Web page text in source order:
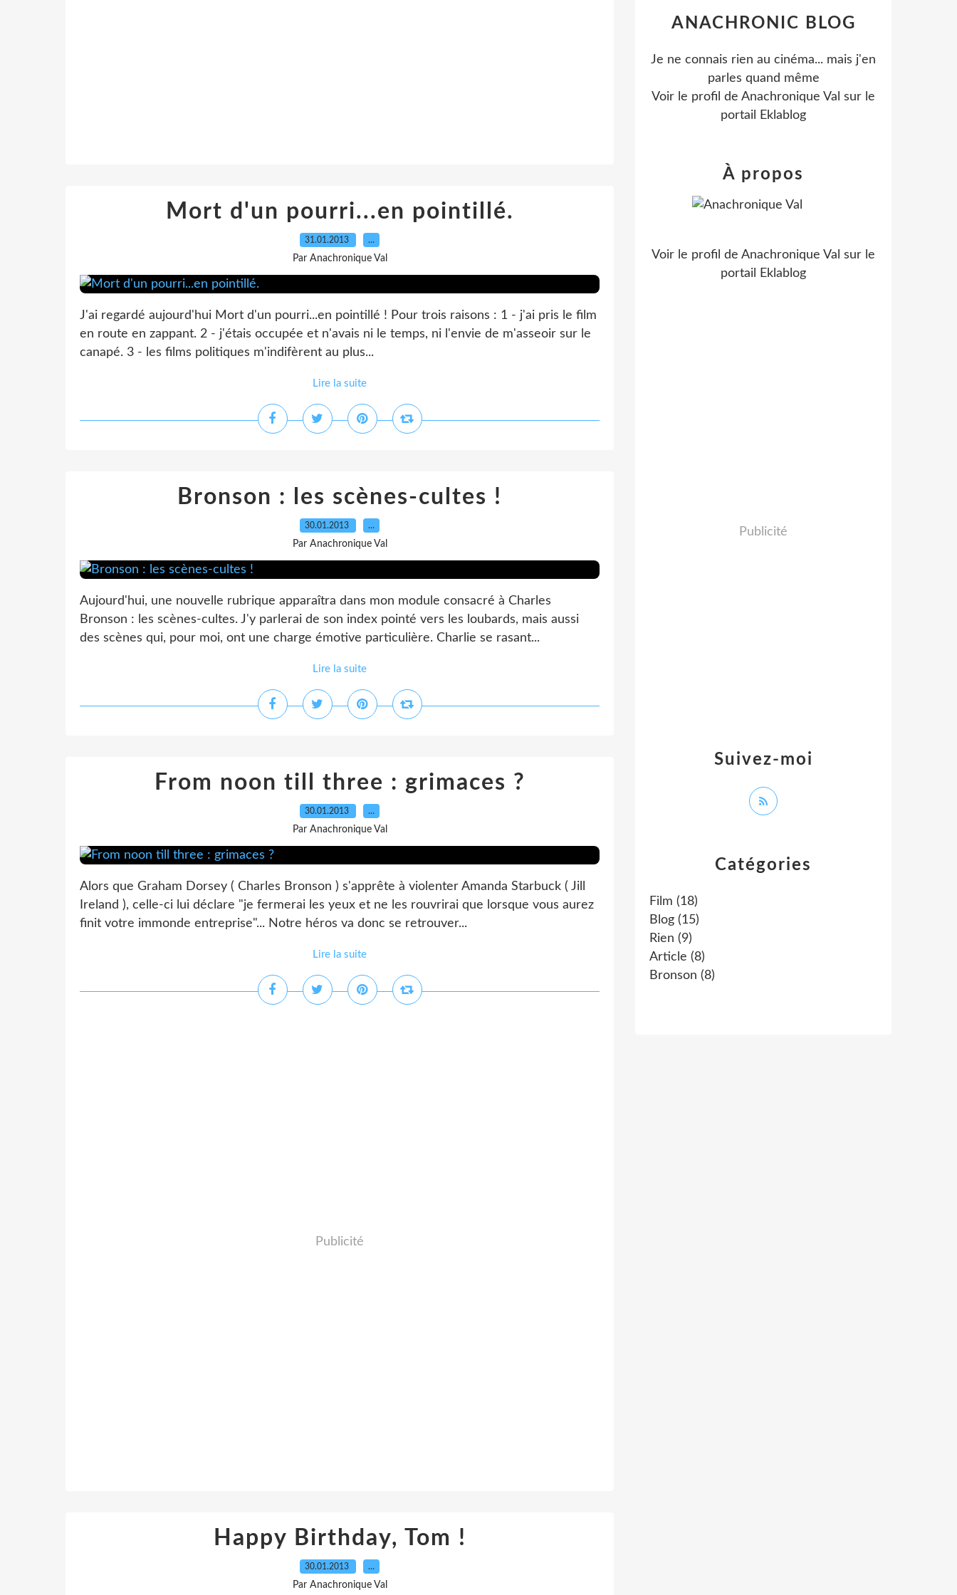
Mort d'un pourri...en pointillé.
31.01.2013 …
Par Anachronique Val
J'ai regardé aujourd'hui Mort d'un pourri...en pointillé ! Pour trois raisons : 1 - j'ai pris le film
en route en zappant. 2 - j'étais occupée et n'avais ni le temps, ni l'envie de m'asseoir sur le
canapé. 3 - les films politiques m'indifèrent au plus...
Lire la suite
Bronson : les scènes-cultes !
30.01.2013 …
Par Anachronique Val
Aujourd'hui, une nouvelle rubrique apparaîtra dans mon module consacré à Charles
Bronson : les scènes-cultes. J'y parlerai de son index pointé vers les loubards, mais aussi
des scènes qui, pour moi, ont une charge émotive particulière. Charlie se rasant...
Lire la suite
From noon till three : grimaces ?
30.01.2013 …
Par Anachronique Val
Alors que Graham Dorsey ( Charles Bronson ) s'apprête à violenter Amanda Starbuck ( Jill
Ireland ), celle-ci lui déclare "je fermerai les yeux et ne les rouvrirai que lorsque vous aurez
finit votre immonde entreprise"... Notre héros va donc se retrouver...
Lire la suite
Publicité
Happy Birthday, Tom !
30.01.2013 …
Par Anachronique Val
Catégories
Film (18)
Blog (15)
Rien (9)
Article (8)
Bronson (8)
ANACHRONIC BLOG
Je ne connais rien au cinéma... mais j'en
parles quand même
Voir le profil de Anachronique Val sur le
portail Eklablog
Suivez-moi
À propos
Voir le profil de Anachronique Val sur le
portail Eklablog
Publicité